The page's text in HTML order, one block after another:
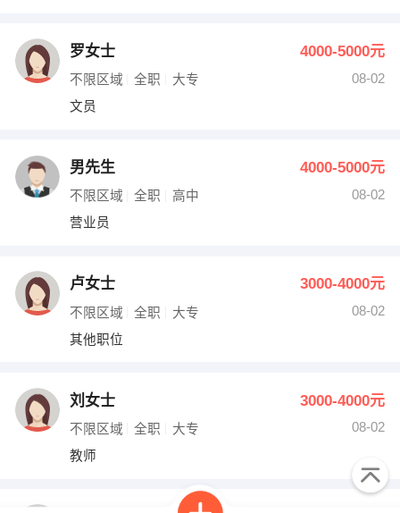
罗女士 4000-5000元
不限区域 全职 大专
08-02
文员
男先生 4000-5000元
不限区域 全职 高中
08-02
营业员
卢女士 3000-4000元
不限区域 全职 大专
08-02
其他职位
刘女士 3000-4000元
不限区域 全职 大专
08-02
教师